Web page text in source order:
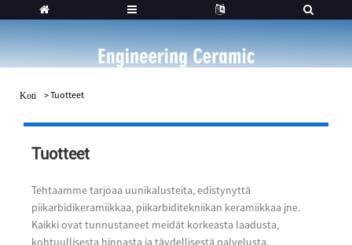
Koti >Tuotteet
Tuotteet
Tehtaamme tarjoaa uunikalusteita, edistynyttä
piikarbidikeramiikkaa, piikarbiditekniikan keramiikkaa jne.
Kaikki ovat tunnustaneet meidät korkeasta laadusta,
kohtuullisesta hinnasta ja täydellisestä palvelusta.